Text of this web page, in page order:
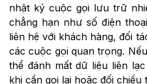
nhật ký cuộc gọi lưu trữ
chẳng hạn như số điện
liên hệ với khách hàng, đối
các cuộc gọi quan trọng.
thể đánh mất dữ liệu liên
khi cần gọi lại hoặc đối chiếu